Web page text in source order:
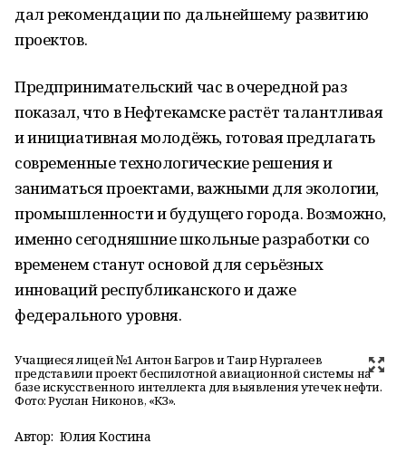
дал рекомендации по дальнейшему развитию
проектов.
Предпринимательский час в очередной раз
показал, что в Нефтекамске растёт талантливая
и инициативная молодёжь, готовая предлагать
современные технологические решения и
заниматься проектами, важными для экологии,
промышленности и будущего города. Возможно,
именно сегодняшние школьные разработки со
временем станут основой для серьёзных
инноваций республиканского и даже
федерального уровня.
Учащиеся лицей №1 Антон Багров и Таир Нургалеев
представили проект беспилотной авиационной системы на
базе искусственного интеллекта для выявления утечек нефти.
Фото: Руслан Никонов, «КЗ».
Автор: Юлия Костина